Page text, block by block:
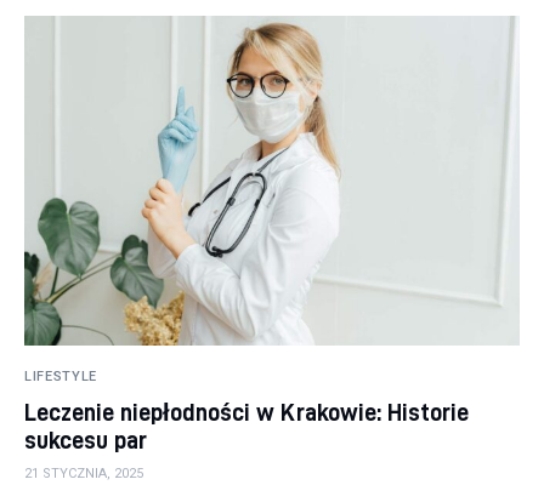
LIFESTYLE
Leczenie niepłodności w Krakowie: Historie
sukcesu par
21 STYCZNIA, 2025